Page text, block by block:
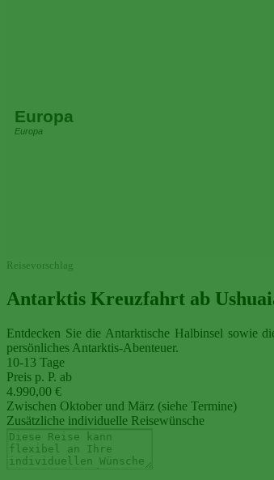
Europa
Europa
Reisevorschlag
Antarktis Kreuzfahrt ab
Entdecken Sie die Antarktische Halbinsel sowie
persönliches Antarktis-Abenteuer.
10-13 Tage
Preis p. P. ab
4.990,00 €
Zwischen Oktober und März (siehe Termine)
Zusätzliche individuelle Reisewünsche